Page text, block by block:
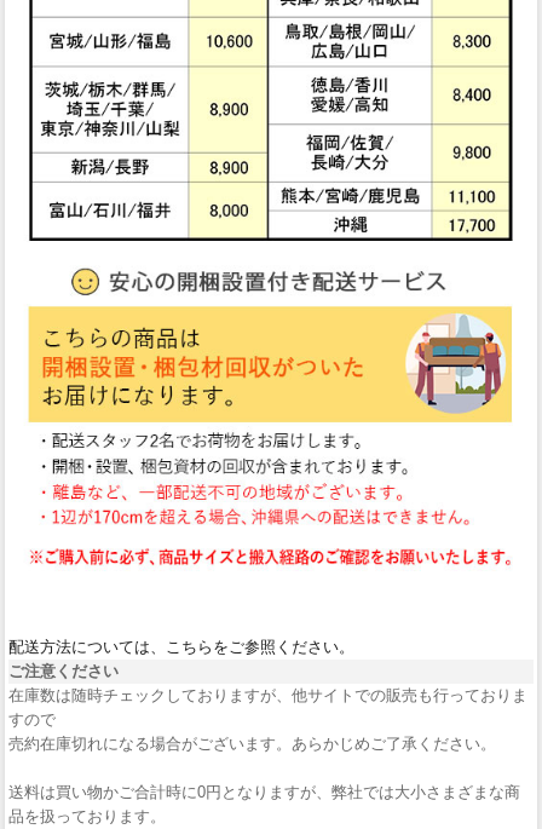
配送方法については、こちらをご参照ください。
ご注意ください
在庫数は随時チェックしておりますが、他サイトでの販売も行っておりま
すので
売約在庫切れになる場合がございます。あらかじめご了承ください。
送料は買い物かご合計時に0円となりますが、弊社では大小さまざまな商
品を扱っております。